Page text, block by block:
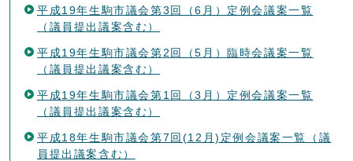
平成19年生駒市議会第3回（6月）定例会議案一覧
（議員提出議案含む）
平成19年生駒市議会第2回（5月）臨時会議案一覧
（議員提出議案含む）
平成19年生駒市議会第1回（3月）定例会議案一覧
（議員提出議案含む）
平成18年生駒市議会第7回(12月)定例会議案一覧（議
員提出議案含む）